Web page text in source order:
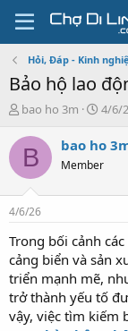
Hỏi, Đáp - Kinh
Bảo hộ lao
T
r
a
s
t
a
t
e
r
bao ho 3m
N
à
g
4/6/
B bao ho
Member
4/6/26
Trong bối cảnh
cảng biển và sản
triển mạnh mẽ,
trở thành yếu tố
vậy, việc tìm kiếm